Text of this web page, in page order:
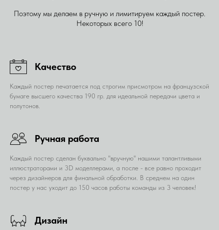
Поэтому мы делаем в ручную и лимитируем каждый постер.
Некоторых всего 10!
Качество
Каждый постер печатается под строгим присмотром на французской
бумаге высшего качества 190 гр. для идеальной передачи цвета и
полутонов.
Ручная работа
Каждый постер сделан буквально "вручную" нашими талантливыми
иллюстраторами и 3D моделлерами, а после - все равно проходит
через дизайнеров для финальной обработки. В среднем на один
постер у нас уходит до 150 часов работы команды из 3 человек!
Дизайн